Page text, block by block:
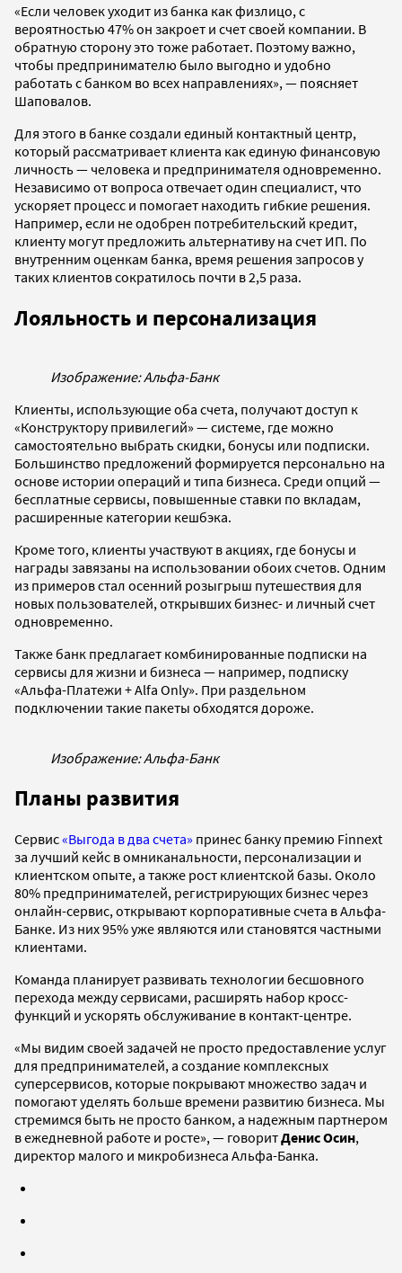
«Если человек уходит из банка как физлицо, с
вероятностью 47% он закроет и счет своей компании. В
обратную сторону это тоже работает. Поэтому важно,
чтобы предпринимателю было выгодно и удобно
работать с банком во всех направлениях», — поясняет
Шаповалов.
Для этого в банке создали единый контактный центр,
который рассматривает клиента как единую финансовую
личность — человека и предпринимателя одновременно.
Независимо от вопроса отвечает один специалист, что
ускоряет процесс и помогает находить гибкие решения.
Например, если не одобрен потребительский кредит,
клиенту могут предложить альтернативу на счет ИП. По
внутренним оценкам банка, время решения запросов у
таких клиентов сократилось почти в 2,5 раза.
Лояльность и персонализация
Изображение: Альфа-Банк
Клиенты, использующие оба счета, получают доступ к
«Конструктору привилегий» — системе, где можно
самостоятельно выбрать скидки, бонусы или подписки.
Большинство предложений формируется персонально на
основе истории операций и типа бизнеса. Среди опций —
бесплатные сервисы, повышенные ставки по вкладам,
расширенные категории кешбэка.
Кроме того, клиенты участвуют в акциях, где бонусы и
награды завязаны на использовании обоих счетов. Одним
из примеров стал осенний розыгрыш путешествия для
новых пользователей, открывших бизнес- и личный счет
одновременно.
Также банк предлагает комбинированные подписки на
сервисы для жизни и бизнеса — например, подписку
«Альфа-Платежи + Alfa Only». При раздельном
подключении такие пакеты обходятся дороже.
Изображение: Альфа-Банк
Планы развития
Сервис«Выгода в два счета» принес банку премию Finnext
за лучший кейс в омниканальности, персонализации и
клиентском опыте, а также рост клиентской базы. Около
80% предпринимателей, регистрирующих бизнес через
онлайн-сервис, открывают корпоративные счета в Альфа-
Банке. Из них 95% уже являются или становятся частными
клиентами.
Команда планирует развивать технологии бесшовного
перехода между сервисами, расширять набор кросс-
функций и ускорять обслуживание в контакт-центре.
«Мы видим своей задачей не просто предоставление услуг
для предпринимателей, а создание комплексных
суперсервисов, которые покрывают множество задач и
помогают уделять больше времени развитию бизнеса. Мы
стремимся быть не просто банком, а надежным партнером
в ежедневной работе и росте», — говоритДенис Осин,
директор малого и микробизнеса Альфа-Банка.